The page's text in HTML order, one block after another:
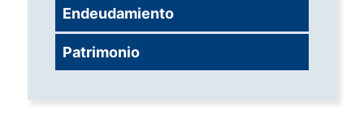
Endeudamiento
Patrimonio